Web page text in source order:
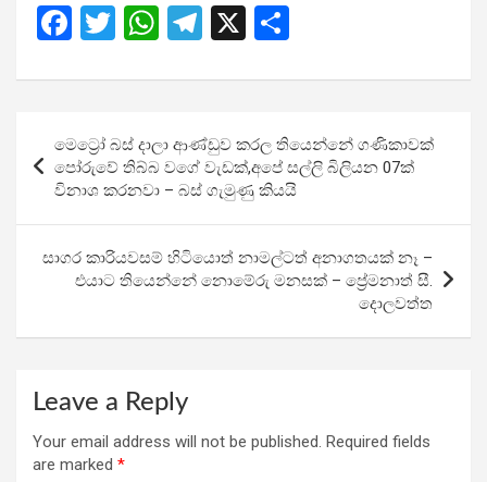
F
ce
b
o
o
k
T
tt
er
W
at
A
p
p
T
e
gr
a
m
X
ar
navigation
මෙට්‍රෝ බස් දාලා ආණ්ඩුව කරල තියෙන්නේ ගණිකාවක්
පෝරුවේ තිබ්බ වගේ වැඩක්,අපේ සල්ලි බිලියන 07ක්
විනාශ කරනවා – බස් ගැමුණු කියයි
සාගර කාරියවසම් හිටියොත් නාමල්ටත් අනාගතයක් නෑ –
එයාට තියෙන්නේ නොමේරු මනසක් – ප්‍රේමනාත් සී.
දොලවත්ත
Leave a Reply
Your email address will not be published. Required fields
are marked *